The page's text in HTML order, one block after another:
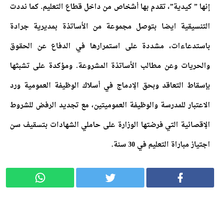
إنها ” كيدية”، تقدم بها أشخاص من داخل قطاع التعليم.كما نددت
التنسيقية ايضا بتوصل مجموعة من الأساتذة بمديرية جرادة
باستدعاءات، مشددة على استمرارها في الدفاع عن الحقوق
والحريات وعن مطالب الأساتذة المشروعة. ومؤكدة على تشبثها
بإسقاط التعاقد وبحق الإدماج في أسلاك الوظيفة العمومية ورد
الاعتبار للمدرسة والوظيفة العموميتين، مع تجديد الرفض للشروط
الإقصائية التي فرضتها الوزارة على حاملي الشهادات بتسقيف سن
اجتياز مباراة التعليم في 30 سنة.